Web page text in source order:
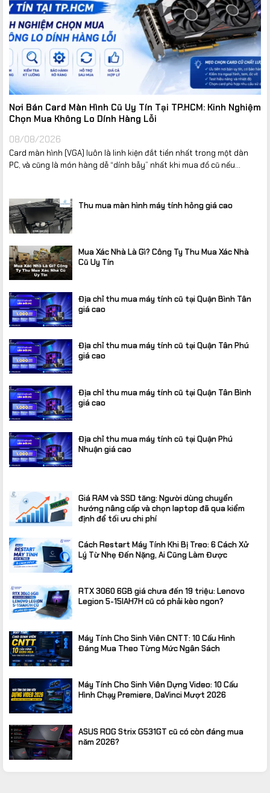
Nơi Bán Card Màn Hình Cũ Uy Tín Tại TP.HCM: Kinh Nghiệm
Chọn Mua Không Lo Dính Hàng Lỗi
08/08/2026
Card màn hình (VGA) luôn là linh kiện đắt tiền nhất trong một dàn
PC, và cũng là món hàng dễ “dính bẫy” nhất khi mua đồ cũ nếu...
Thu mua màn hình máy tính hỏng giá cao
Mua Xác Nhà Là Gì? Công Ty Thu Mua Xác Nhà
Cũ Uy Tín
Địa chỉ thu mua máy tính cũ tại Quận Bình Tân
giá cao
Địa chỉ thu mua máy tính cũ tại Quận Tân Phú
giá cao
Địa chỉ thu mua máy tính cũ tại Quận Tân Bình
giá cao
Địa chỉ thu mua máy tính cũ tại Quận Phú
Nhuận giá cao
Giá RAM và SSD tăng: Người dùng chuyển
hướng nâng cấp và chọn laptop đã qua kiểm
định để tối ưu chi phí
Cách Restart Máy Tính Khi Bị Treo: 6 Cách Xử
Lý Từ Nhẹ Đến Nặng, Ai Cũng Làm Được
RTX 3060 6GB giá chưa đến 19 triệu: Lenovo
Legion 5-15IAH7H cũ có phải kèo ngon?
Máy Tính Cho Sinh Viên CNTT: 10 Cấu Hình
Đáng Mua Theo Từng Mức Ngân Sách
Máy Tính Cho Sinh Viên Dựng Video: 10 Cấu
Hình Chạy Premiere, DaVinci Mượt 2026
ASUS ROG Strix G531GT cũ có còn đáng mua
năm 2026?